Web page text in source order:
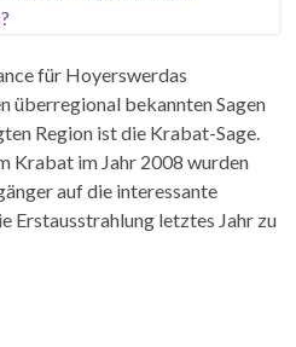
für Hoyerswerdas
überregional bekannten Sagen
Region ist die Krabat-Sage.
Krabat im Jahr 2008 wurden
auf die interessante
Erstausstrahlung letztes Jahr zu